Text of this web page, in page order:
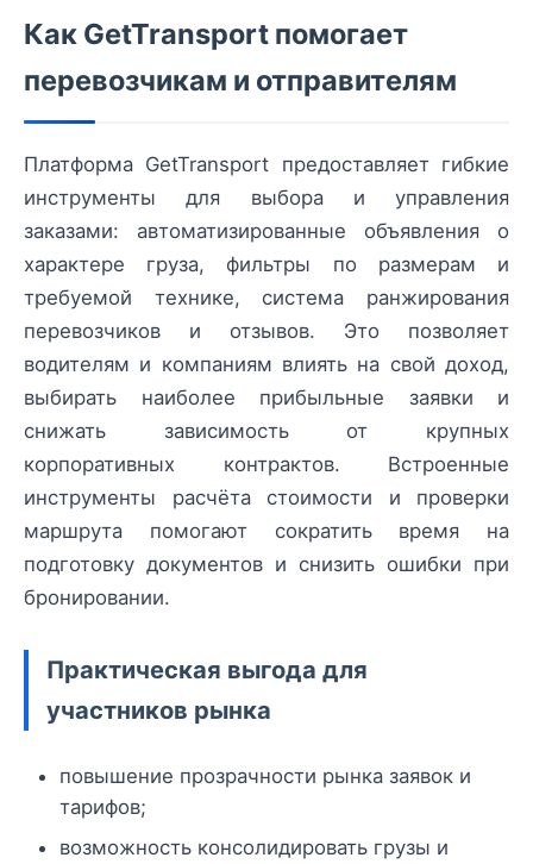
Как GetTransport помогает
перевозчикам и отправителям
Платформа GetTransport предоставляет гибкие
инструменты для выбора и управления
заказами: автоматизированные объявления о
характере груза, фильтры по размерам и
требуемой технике, система ранжирования
перевозчиков и отзывов. Это позволяет
водителям и компаниям влиять на свой доход,
выбирать наиболее прибыльные заявки и
снижать зависимость от крупных
корпоративных контрактов. Встроенные
инструменты расчёта стоимости и проверки
маршрута помогают сократить время на
подготовку документов и снизить ошибки при
бронировании.
Практическая выгода для
участников рынка
повышение прозрачности рынка заявок и
тарифов;
возможность консолидировать грузы и